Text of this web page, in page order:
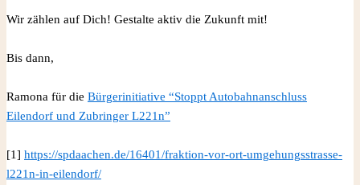
Wir zählen auf Dich! Gestalte aktiv die Zukunft mit!
Bis dann,
Ramona für die Bürgerinitiative “Stoppt Autobahnanschluss
Eilendorf und Zubringer L221n”
[1] https://spdaachen.de/16401/fraktion-vor-ort-umgehungsstrasse-
l221n-in-eilendorf/